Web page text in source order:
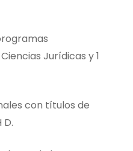
Jurídicas y 1
con títulos de